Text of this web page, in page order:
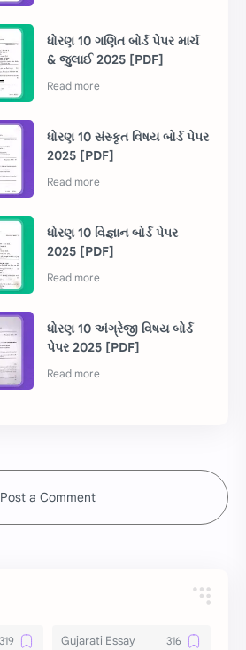
ધોરણ 10 ગણિત બોર્ડ પેપર માર્ચ
& જુલાઈ 2025 [PDF]
ધોરણ 10 સંસ્કૃત વિષય બોર્ડ પેપર
2025 [PDF]
ધોરણ 10 વિજ્ઞાન બોર્ડ પેપર
2025 [PDF]
ધોરણ 10 અંગ્રેજી વિષય બોર્ડ
પેપર 2025 [PDF]
Post a Comment
Gujarati Essay